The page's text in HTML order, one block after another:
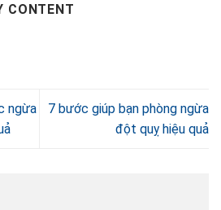
CONTENT
ngừa
7 bước giúp bạn phòng ngừa
đột quỵ hiệu quả